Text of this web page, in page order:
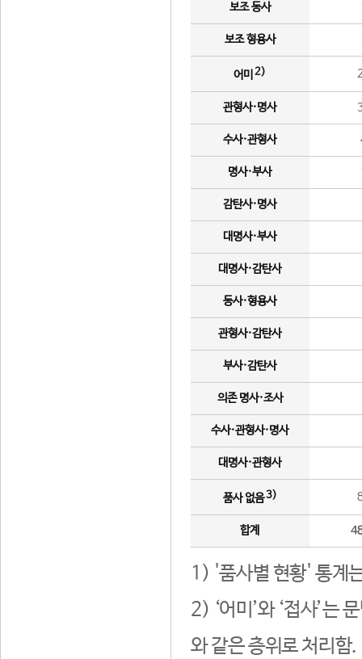
보조 동사
보조 형용사
어미 2)
관형사·명사
수사·관형사
명사·부사
감탄사·명사
대명사·부사
대명사·감탄사
동사·형용사
관형사·감탄사
부사·감탄사
의존 명사·조사
수사·관형사·명사
대명사·관형사
품사 없음3)
합계
1) '품사별 현황' 통계
2) ‘어미’와 ‘접사’는
와 같은 층위로 처리함.